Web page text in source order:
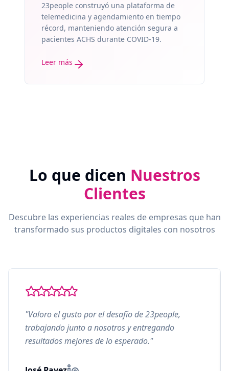
23people construyó una plataforma de
telemedicina y agendamiento en tiempo
récord, manteniendo atención segura a
pacientes ACHS durante COVID-19.
Leer más
Lo que dicen Nuestros
Clientes
Descubre las experiencias reales de empresas que han
transformado sus productos digitales con nosotros
"Valoro el gusto por el desafío de 23people,
trabajando junto a nosotros y entregando
resultados mejores de lo esperado."